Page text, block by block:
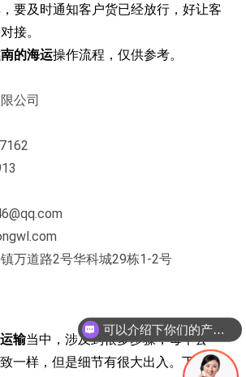
要及时通知客户货已经放行，好让客
接。
的海运操作流程，仅供参考。
公司
万道路2号华科城29栋1-2号
输当中，涉及到很多步骤，每个公
一样，但是细节有很大出入。下面
可以介绍下你们的产品么？